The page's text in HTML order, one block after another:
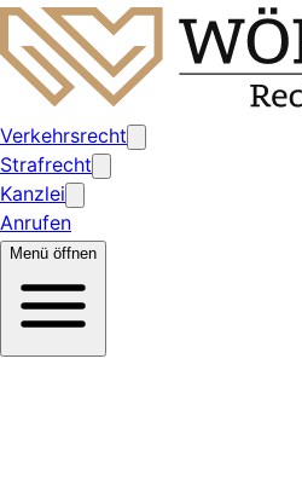
Verkehrsrecht
Strafrecht
Kanzlei
Anrufen
Menü öffnen